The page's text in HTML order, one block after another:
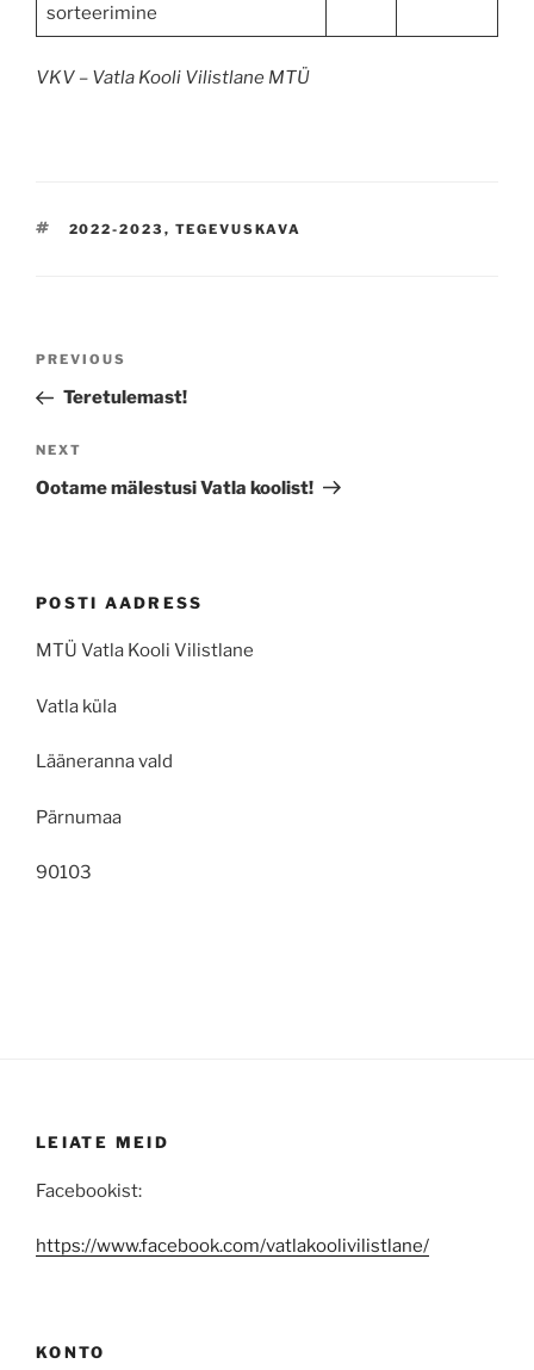
sorteerimine
VKV – Vatla Kooli Vilistlane MTÜ
TAGS
2022-2023 , TEGEVUSKAVA
Navigeerimine
Previous
Post
PREVIOUS
Teretulemast!
Next
Post
NEXT
Ootame mälestusi Vatla koolist!
POSTI AADRESS
MTÜ Vatla Kooli Vilistlane
Vatla küla
Lääneranna vald
Pärnumaa
90103
LEIATE MEID
Facebookist:
https://www.facebook.com/vatlakoolivilistlane/
KONTO